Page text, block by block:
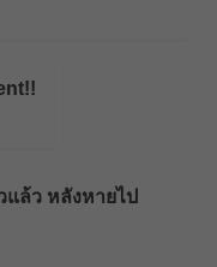
แล้ว หลังหายไป